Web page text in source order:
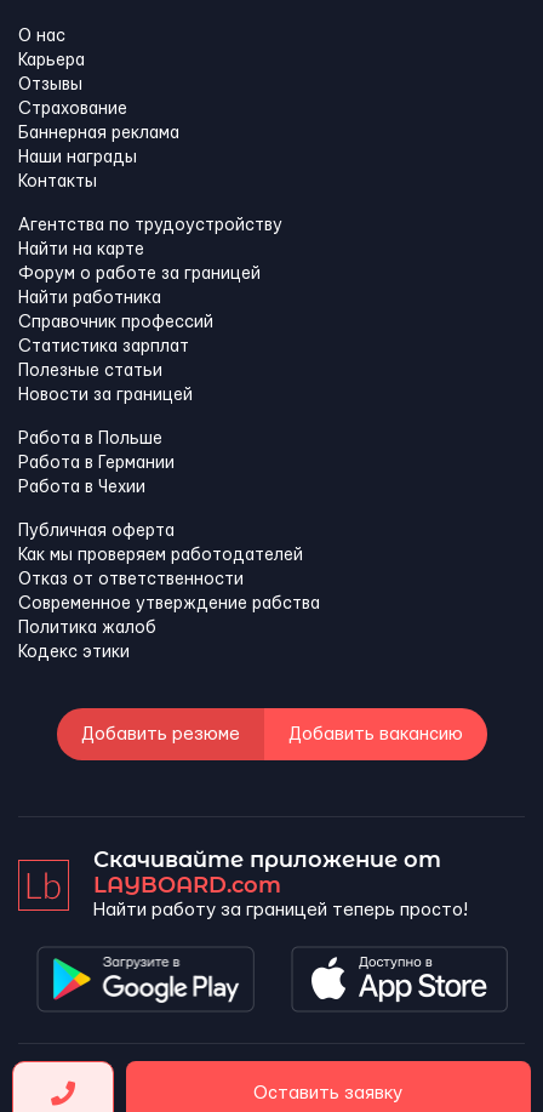
Оставить заявку
О нас
Карьера
Отзывы
Страхование
Баннерная реклама
Наши награды
Контакты
Агентства по трудоустройству
Найти на карте
Форум о работе за границей
Найти работника
Справочник профессий
Статистика зарплат
Полезные статьи
Новости за границей
Работа в Польше
Работа в Германии
Работа в Чехии
Публичная оферта
Как мы проверяем работодателей
Отказ от ответственности
Современное утверждение рабства
Политика жалоб
Кодекс этики
Добавить резюме Добавить вакансию
Скачивайте приложение от
LAYBOARD.com
Найти работу за границей теперь просто!
LAYBOARD, SL Copyright 2026 ©